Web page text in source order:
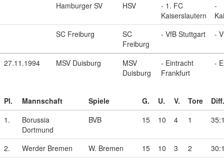
Hamburger SV HSV
- 1. FC
Kaiserslautern
-
SC Freiburg
SC
Freiburg
- VfB Stuttgart -
27.11.1994 MSV Duisburg
MSV
Duisburg
- Eintracht
Frankfurt
-
Pl. Mannschaft Spiele G. U. V. Tore
Diff.
1.
Borussia
Dortmund
BVB 15 10 4 1
2. Werder Bremen W. Bremen 15 10 3 2